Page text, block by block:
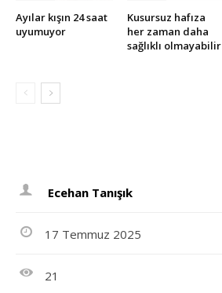
Ayılar kışın 24 saat
uyumuyor
Kusursuz hafıza
her zaman daha
sağlıklı olmayabilir
Ecehan Tanışık
17 Temmuz 2025
21